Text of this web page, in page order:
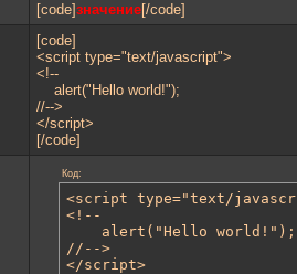
[code]значение[/code]
[code]
<script type="text/javascript">
<!--
alert("Hello world!");
//-->
</script>
[/code]
Код:
<script type="text/
<!--
//-->
</script>